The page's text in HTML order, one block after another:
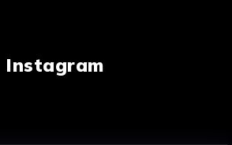
Instagram